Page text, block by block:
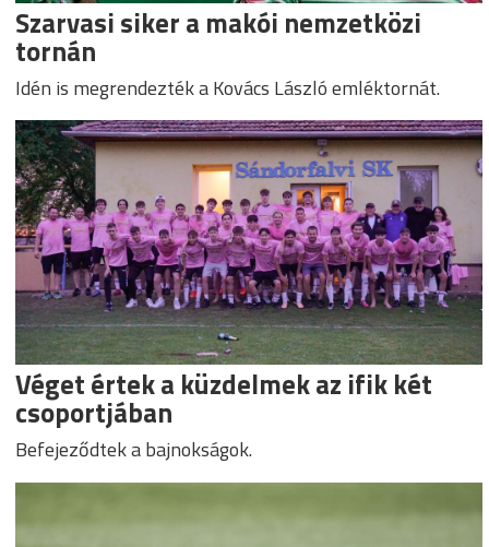
Szarvasi siker a makói nemzetközi
tornán
Idén is megrendezték a Kovács László emléktornát.
Véget értek a küzdelmek az ifik két
csoportjában
Befejeződtek a bajnokságok.